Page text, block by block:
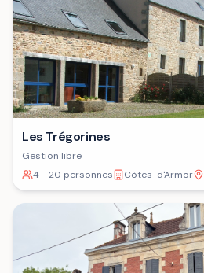
Les Trégorines
Gestion libre
4 - 20 personnes
Côtes-d'Armor